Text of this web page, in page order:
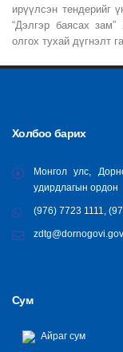
ирүүлсэн тендерийг
“Дэлгэр баясах
олгох тухай дүгнэлт
Холбоо барих
Монгол улс,
удирдлагын ордон
(976) 7723 1111,
Сум
Айраг сум